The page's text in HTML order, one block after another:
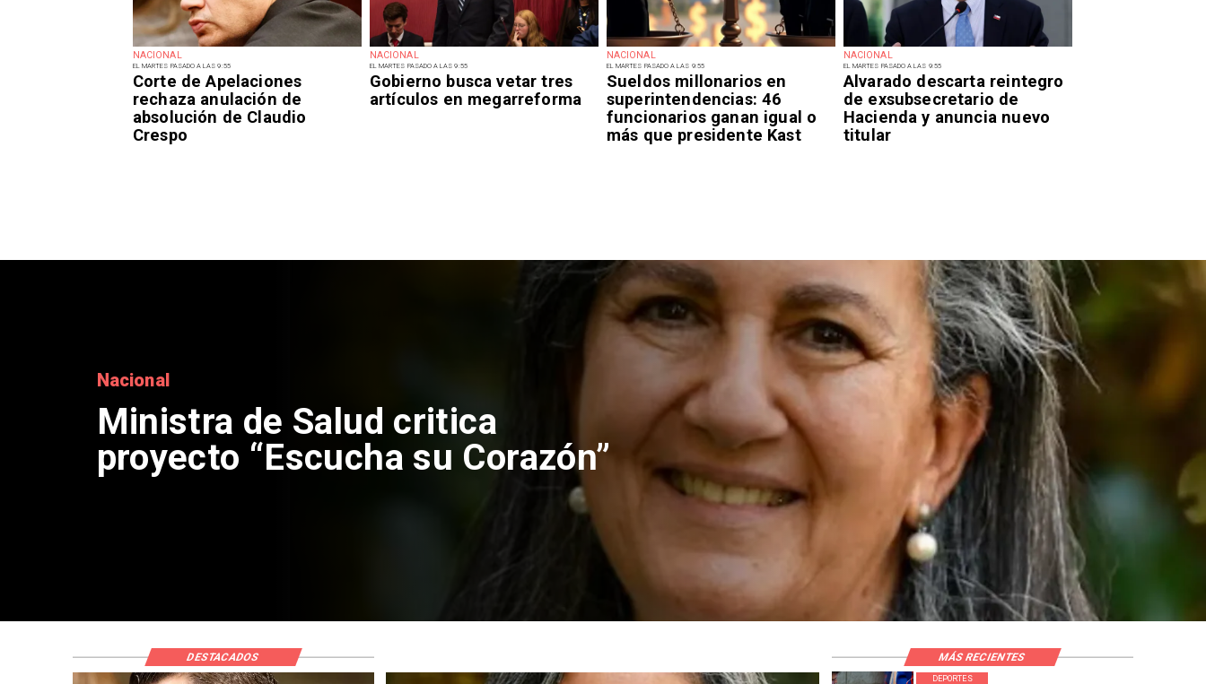
NACIONAL
EL MARTES PASADO A LAS 9:55
Corte de Apelaciones
rechaza anulación de
absolución de Claudio
Crespo
NACIONAL
EL MARTES PASADO A LAS 9:55
Gobierno busca vetar tres
artículos en megarreforma
NACIONAL
EL MARTES PASADO A LAS 9:55
Sueldos millonarios en
superintendencias: 46
funcionarios ganan igual o
más que presidente Kast
NACIONAL
EL MARTES PASADO A LAS 9:55
Alvarado descarta reintegro
de exsubsecretario de
Hacienda y anuncia nuevo
titular
Nacional
Corte de Apelaciones rechaza
anulación de absolución de
DEPORTES
DESTACADOS MÁS RECIENTES